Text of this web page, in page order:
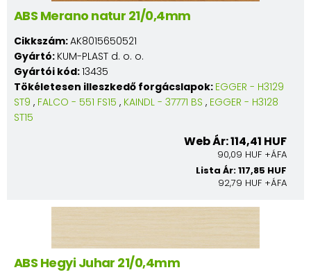
ABS Merano natur 21/0,4mm
Cikkszám:AK8015650521
Gyártó: KUM-PLAST d. o. o.
Gyártói kód:13435
Tökéletesen illeszkedő forgácslapok: EGGER - H3129
ST9 , FALCO - 551 FS15 , KAINDL - 37771 BS , EGGER - H3128
ST15
Web Ár: 114,41 HUF
90,09 HUF +ÁFA
Lista Ár: 117,85 HUF
92,79 HUF +ÁFA
ABS Hegyi Juhar 21/0,4mm